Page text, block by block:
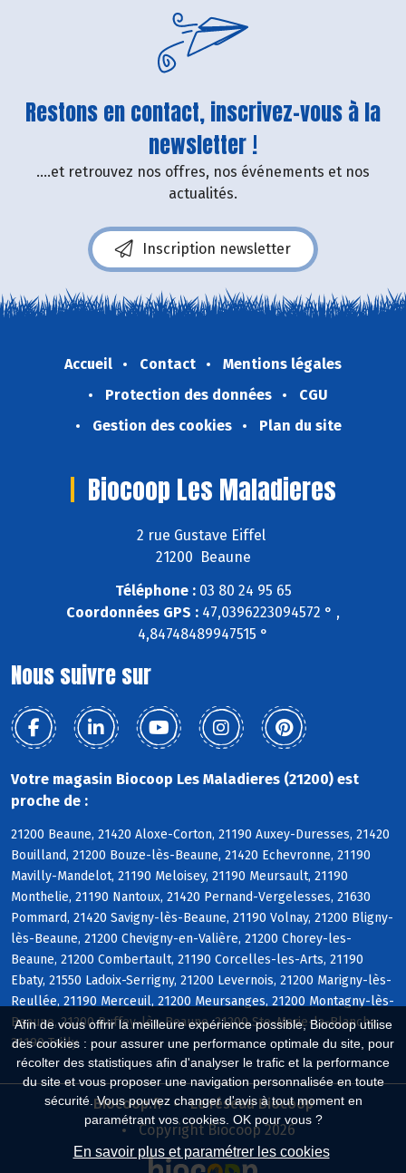
Afin de vous offrir la meilleure expérience possible, Biocoop utilise
des cookies : pour assurer une performance optimale du site, pour
récolter des statistiques afin d'analyser le trafic et la performance
du site et vous proposer une navigation personnalisée en toute
sécurité. Vous pouvez changer d'avis à tout moment en
paramétrant vos cookies. OK pour vous ?
En savoir plus et paramétrer les cookies
Restons en contact, inscrivez-vous à la
newsletter !
....et retrouvez nos offres, nos événements et nos
actualités.
Inscription newsletter
Accueil Contact
Mentions légales
Protection des données
CGU
Gestion des cookies
Plan du site
Biocoop Les Maladieres
2 rue Gustave Eiffel
21200 Beaune
Téléphone :03 80 24 95 65
Coordonnées GPS : 47,0396223094572 ° ,
4,84748489947515 °
Nous suivre sur
Votre magasin Biocoop Les Maladieres (21200) est
proche de :
21200 Beaune, 21420 Aloxe-Corton, 21190 Auxey-Duresses, 21420
Bouilland, 21200 Bouze-lès-Beaune, 21420 Echevronne, 21190
Mavilly-Mandelot, 21190 Meloisey, 21190 Meursault, 21190
Monthelie, 21190 Nantoux, 21420 Pernand-Vergelesses, 21630
Pommard, 21420 Savigny-lès-Beaune, 21190 Volnay, 21200 Bligny-
lès-Beaune, 21200 Chevigny-en-Valière, 21200 Chorey-les-
Beaune, 21200 Combertault, 21190 Corcelles-les-Arts, 21190
Ebaty, 21550 Ladoix-Serrigny, 21200 Levernois, 21200 Marigny-lès-
Reullée, 21190 Merceuil, 21200 Meursanges, 21200 Montagny-lès-
Beaune, 21200 Ruffey-lès-Beaune, 21200 Ste-Marie-la-Blanche,
21190 Tailly
Biocoop.fr
Le réseau Biocoop
Copyright Biocoop 2026